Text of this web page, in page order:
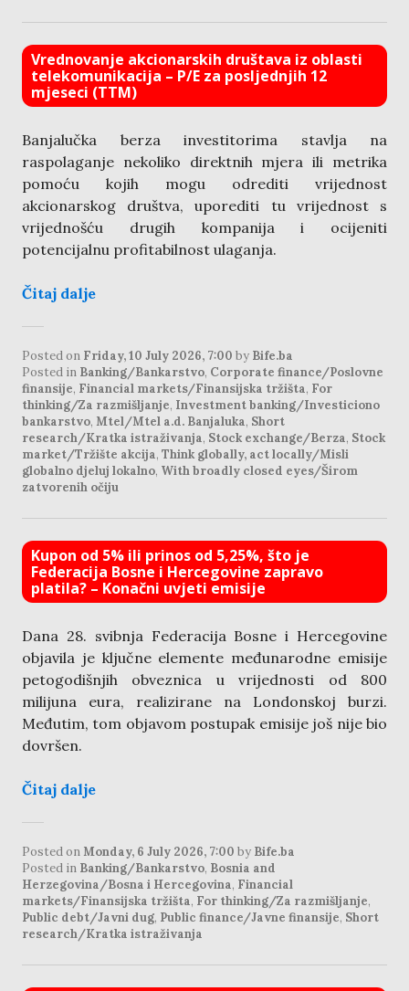
Vrednovanje akcionarskih društava iz oblasti
telekomunikacija – P/E za posljednjih 12
mjeseci (TTM)
Banjalučka berza investitorima stavlja na
raspolaganje nekoliko direktnih mjera ili metrika
pomoću kojih mogu odrediti vrijednost
akcionarskog društva, uporediti tu vrijednost s
vrijednošću drugih kompanija i ocijeniti
potencijalnu profitabilnost ulaganja.
Čitaj dalje
Posted on Friday, 10 July 2026, 7:00 by Bife.ba
Posted in Banking/Bankarstvo, Corporate finance/Poslovne
finansije, Financial markets/Finansijska tržišta, For
thinking/Za razmišljanje, Investment banking/Investiciono
bankarstvo, Mtel/Mtel a.d. Banjaluka, Short
research/Kratka istraživanja, Stock exchange/Berza, Stock
market/Tržište akcija, Think globally, act locally/Misli
globalno djeluj lokalno, With broadly closed eyes/Širom
zatvorenih očiju
Kupon od 5% ili prinos od 5,25%, što je
Federacija Bosne i Hercegovine zapravo
platila? – Konačni uvjeti emisije
Dana 28. svibnja Federacija Bosne i Hercegovine
objavila je ključne elemente međunarodne emisije
petogodišnjih obveznica u vrijednosti od 800
milijuna eura, realizirane na Londonskoj burzi.
Međutim, tom objavom postupak emisije još nije bio
dovršen.
Čitaj dalje
Posted on Monday, 6 July 2026, 7:00 by Bife.ba
Posted in Banking/Bankarstvo, Bosnia and
Herzegovina/Bosna i Hercegovina, Financial
markets/Finansijska tržišta, For thinking/Za razmišljanje,
Public debt/Javni dug, Public finance/Javne finansije, Short
research/Kratka istraživanja